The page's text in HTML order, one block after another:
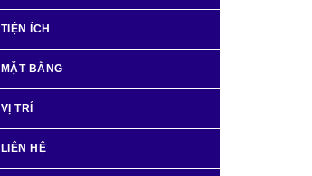
TIỆN ÍCH
MẶT BẰNG
VỊ TRÍ
LIÊN HỆ